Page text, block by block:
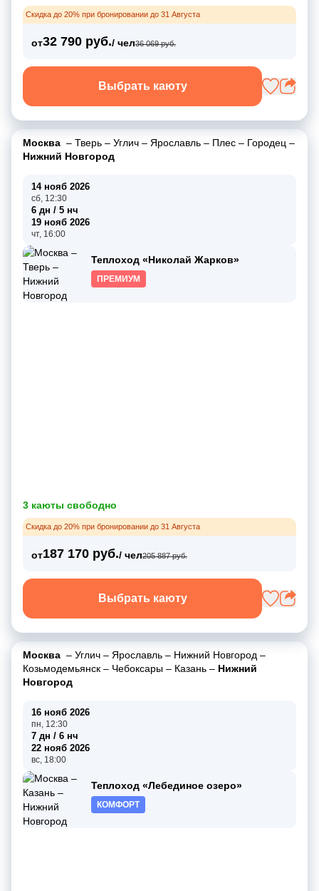
Скидка до 20% при бронировании до 31 Августа
от32 790 руб./ чел36 069 руб.
Выбрать каюту
Москва – Тверь – Углич – Ярославль – Плес – Городец –
Нижний Новгород
14 нояб 2026
сб, 12:30
6 дн / 5 нч
19 нояб 2026
чт, 16:00
Теплоход «Николай Жарков»
ПРЕМИУМ
3 каюты свободно
Скидка до 20% при бронировании до 31 Августа
от187 170 руб./ чел205 887 руб.
Выбрать каюту
Москва – Углич – Ярославль – Нижний Новгород –
Козьмодемьянск – Чебоксары – Казань – Нижний
Новгород
16 нояб 2026
пн, 12:30
7 дн / 6 нч
22 нояб 2026
вс, 18:00
Теплоход «Лебединое озеро»
КОМФОРТ